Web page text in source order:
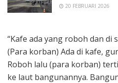
20 FEBRUARI 2026
“Kafe ada yang roboh dan di
(Para korban) Ada di kafe,
Roboh lalu (para korban)
ke laut bangunannya.